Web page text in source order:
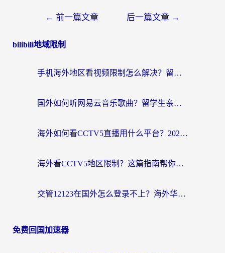
← 前一篇文章 后一篇文章 →
bilibili地域限制
手机海外地区看视频限制怎么解决？留学生亲测有效的回国加速器指南
国外如何听网易云音乐歌曲？留学生亲测有效的回国加速方案
海外如何看CCTV5直播用什么平台？2026最新指南：看欧洲杯、中超、奥运不再卡
海外看CCTV5地区限制？这篇指南帮你流畅看欧洲杯、NBA还听中文解说
交管12123在国外怎么登录不上？海外华人必看的回国加速器选择指南
免费回国加速器